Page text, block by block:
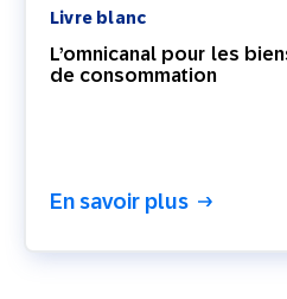
Livre blanc
L’omnicanal pour les
de consommation
En savoir plus